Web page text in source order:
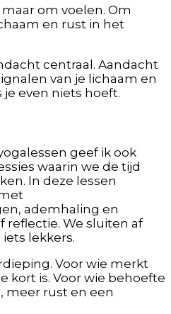
om voelen. Om
en rust in het
centraal. Aandacht
van je lichaam en
even niets hoeft.
geef ik ook
waarin we de tijd
In deze lessen
ademhaling en
We sluiten af
lekkers.
Voor wie merkt
kort is. Voor wie behoefte
meer rust en een